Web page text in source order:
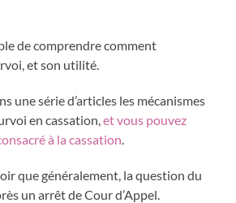
de comprendre comment
et son utilité.
une série d’articles les mécanismes
en cassation,et vous pouvez
à la cassation
que généralement, la question du
un arrêt de Cour d’Appel.